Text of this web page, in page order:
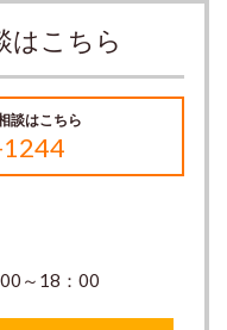
はこちら
談はこちら
～18：00